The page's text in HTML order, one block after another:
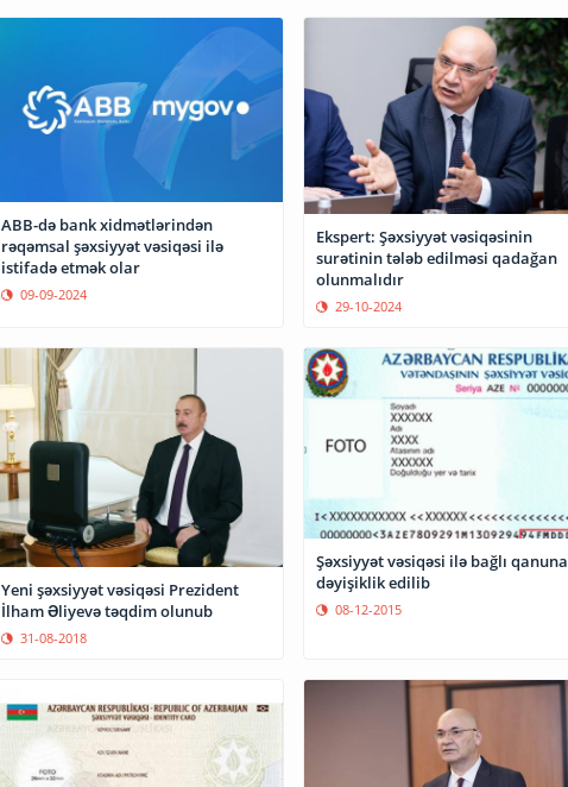
ABB-də bank xidmətlərindən
rəqəmsal şəxsiyyət vəsiqəsi ilə
istifadə etmək olar
09-09-2024
Ekspert: Şəxsiyyət vəsiqəsinin
surətinin tələb edilməsi qadağan
olunmalıdır
29-10-2024
Yeni şəxsiyyət vəsiqəsi Prezident
İlham Əliyevə təqdim olunub
31-08-2018
Şəxsiyyət vəsiqəsi ilə bağlı qanuna
dəyişiklik edilib
08-12-2015